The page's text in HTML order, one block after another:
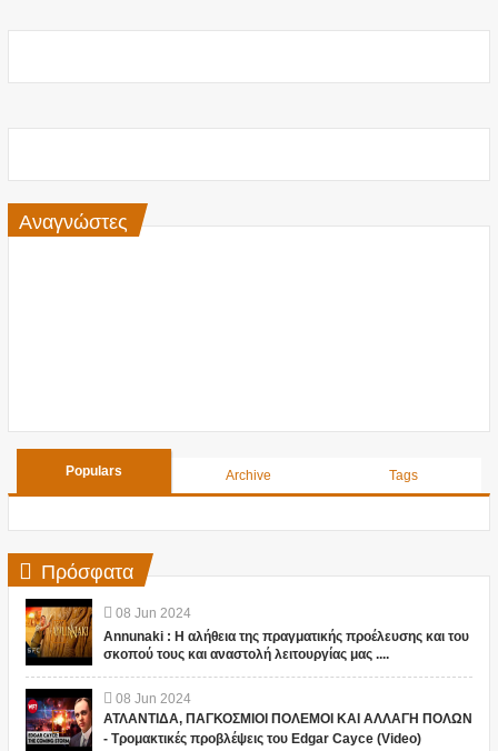
Αναγνώστες
Populars Archive Tags
Πρόσφατα
08 Jun 2024
Annunaki : Η αλήθεια της πραγματικής προέλευσης και του
σκοπού τους και αναστολή λειτουργίας μας ....
08 Jun 2024
ΑΤΛΑΝΤΙΔΑ, ΠΑΓΚΟΣΜΙΟΙ ΠΟΛΕΜΟΙ ΚΑΙ ΑΛΛΑΓΗ ΠΟΛΩΝ
- Τρομακτικές προβλέψεις του Edgar Cayce (Video)